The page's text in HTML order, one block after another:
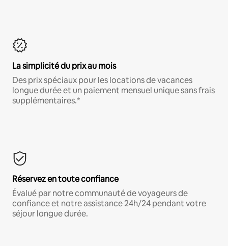
La simplicité du prix au mois
Des prix spéciaux pour les locations de vacances
longue durée et un paiement mensuel unique sans frais
supplémentaires.*
Réservez en toute confiance
Évalué par notre communauté de voyageurs de
confiance et notre assistance 24h/24 pendant votre
séjour longue durée.